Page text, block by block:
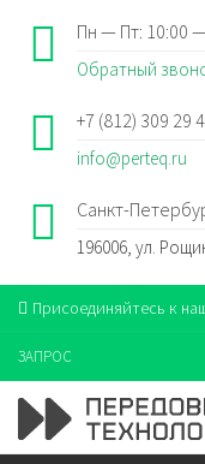
Пн — Пт: 10:00
Обратный
+7 (812) 309 29
info@perteq.ru
Санкт-
196006, ул.
Присоединяйтесь к
ЗАПРОС